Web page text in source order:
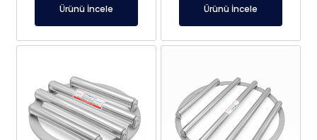
Ürünü İncele Ürünü İncele